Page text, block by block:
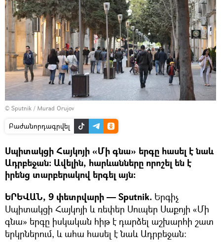
© Sputnik / Murad Orujov
Բաժանորդագրվել
Սպիտակցի Հայկոյի «Մի գնա» երգը հասել է նաև
Ադրբեջան։ Ավելին, հարևանները որոշել են է
իրենց տարբերակով երգել այն։
ԵՐԵՎԱՆ, 9 փետրվարի — Sputnik. Երգիչ
Սպիտակցի Հայկոյի և ռեփեր Սուպեր Սաքոյի «Մի
գնա» երգը իսկական հիթ է դարձել աշխարհի շատ
երկրներում, և ահա հասել է նաև Ադրբեջան։